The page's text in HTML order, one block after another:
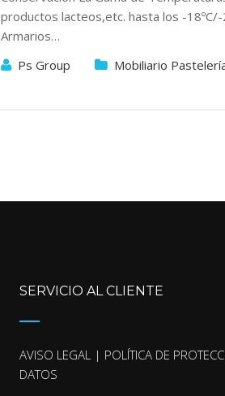
productos lacteos,etc. hasta los -
Armarios…
Ps Group
Mobiliario
SERVICIO AL CLIENTE
AVISO LEGAL | POLÍTICA DE
DATOS